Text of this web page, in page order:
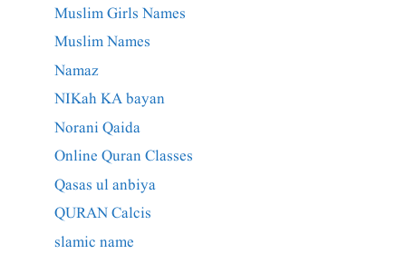
Muslim Girls Names
Muslim Names
Namaz
NIKah KA bayan
Norani Qaida
Online Quran Classes
Qasas ul anbiya
QURAN Calcis
slamic name